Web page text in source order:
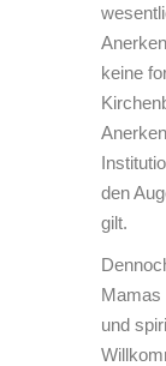
keine
den
gilt.
Mamas
und